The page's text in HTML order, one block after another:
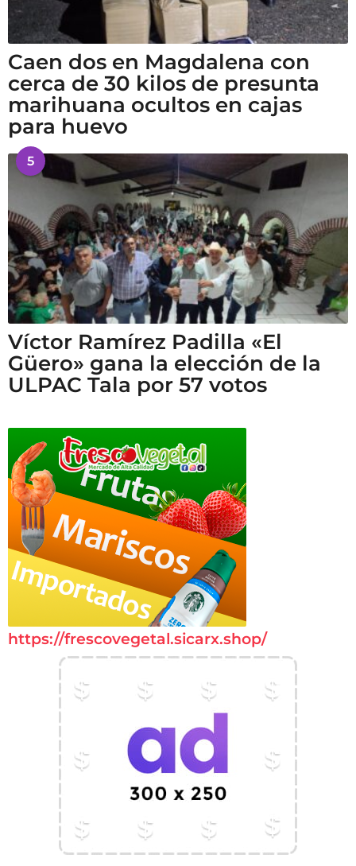
Caen dos en Magdalena con
cerca de 30 kilos de presunta
marihuana ocultos en cajas
para huevo
5
Víctor Ramírez Padilla «El
Güero» gana la elección de la
ULPAC Tala por 57 votos
https://frescovegetal.sicarx.shop/